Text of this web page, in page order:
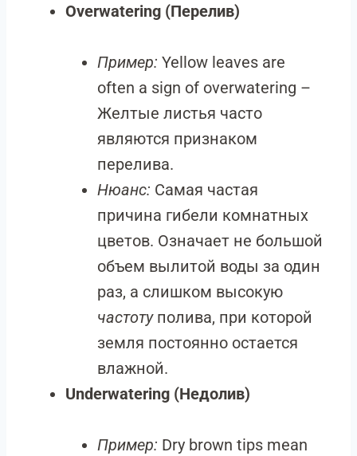
Overwatering (Перелив)
Пример: Yellow leaves are
often a sign of overwatering –
Желтые листья часто
являются признаком
перелива.
Нюанс: Самая частая
причина гибели комнатных
цветов. Означает не большой
объем вылитой воды за один
раз, а слишком высокую
частотуполива, при которой
земля постоянно остается
влажной.
Underwatering (Недолив)
Пример: Dry brown tips mean